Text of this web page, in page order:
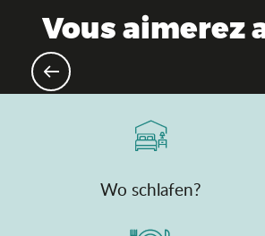
Vous aimerez
10 Gründe, warum
Wo schlafen?